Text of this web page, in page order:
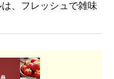
、フレッシュで雑味